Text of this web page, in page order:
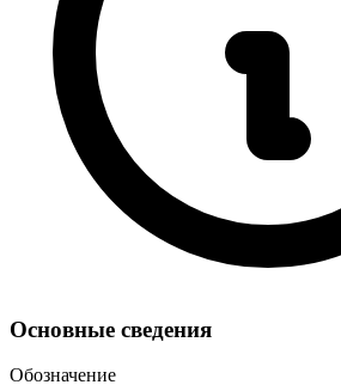
Основные сведения
Обозначение